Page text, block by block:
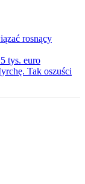
rosnący
tys. euro
Tak oszuści